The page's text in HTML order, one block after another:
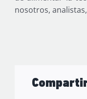
nosotros,